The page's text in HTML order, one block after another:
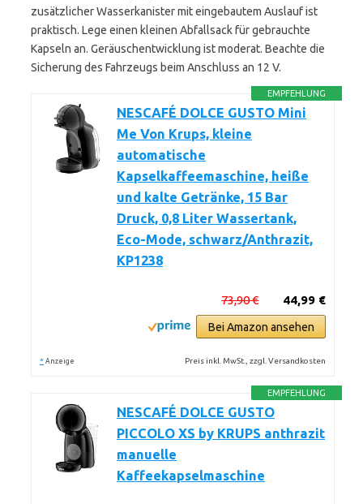
zusätzlicher Wasserkanister mit eingebautem Auslauf ist
praktisch. Lege einen kleinen Abfallsack für gebrauchte
Kapseln an. Geräuschentwicklung ist moderat. Beachte die
Sicherung des Fahrzeugs beim Anschluss an 12 V.
EMPFEHLUNG
NESCAFÉ DOLCE GUSTO Mini
Me Von Krups, kleine
automatische
Kapselkaffeemaschine, heiße
und kalte Getränke, 15 Bar
Druck, 0,8 Liter Wassertank,
Eco-Mode, schwarz/Anthrazit,
KP1238
44,99 €
73,90 €
Bei Amazon ansehen
* Anzeige Preis inkl. MwSt., zzgl. Versandkosten
EMPFEHLUNG
NESCAFÉ DOLCE GUSTO
PICCOLO XS by KRUPS anthrazit
manuelle
Kaffeekapselmaschine